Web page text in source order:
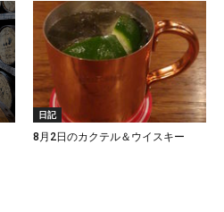
日記
8月2日のカクテル＆ウイスキー